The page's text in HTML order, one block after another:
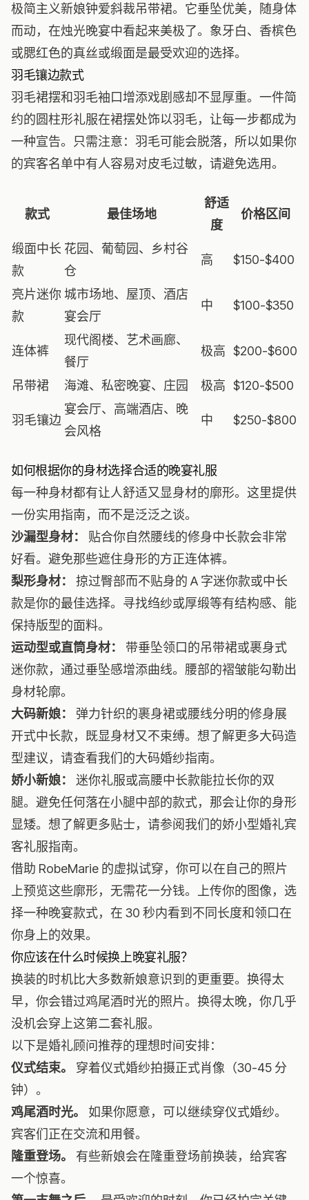
极简主义新娘钟爱斜裁吊带裙。它垂坠优美，随身体
而动，在烛光晚宴中看起来美极了。象牙白、香槟色
或腮红色的真丝或缎面是最受欢迎的选择。
羽毛镶边款式
羽毛裙摆和羽毛袖口增添戏剧感却不显厚重。一件简
约的圆柱形礼服在裙摆处饰以羽毛，让每一步都成为
一种宣告。只需注意：羽毛可能会脱落，所以如果你
的宾客名单中有人容易对皮毛过敏，请避免选用。
款式 最佳场地
舒适
度
价格区间
缎面中长
款
花园、葡萄园、乡村谷
仓
高 $150-$400
亮片迷你
款
城市场地、屋顶、酒店
宴会厅
中 $100-$350
连体裤
现代阁楼、艺术画廊、
餐厅
极高 $200-$600
吊带裙 海滩、私密晚宴、庄园 极高 $120-$500
羽毛镶边
宴会厅、高端酒店、晚
会风格
中 $250-$800
如何根据你的身材选择合适的晚宴礼服
每一种身材都有让人舒适又显身材的廓形。这里提供
一份实用指南，而不是泛泛之谈。
沙漏型身材：
贴合你自然腰线的修身中长款会非常
好看。避免那些遮住身形的方正连体裤。
梨形身材：
掠过臀部而不贴身的 A 字迷你款或中长
款是你的最佳选择。寻找绉纱或厚缎等有结构感、能
保持版型的面料。
运动型或直筒身材：
带垂坠领口的吊带裙或裹身式
迷你款，通过垂坠感增添曲线。腰部的褶皱能勾勒出
身材轮廓。
大码新娘：
弹力针织的裹身裙或腰线分明的修身展
开式中长款，既显身材又不束缚。想了解更多大码造
型建议，请查看我们的大码婚纱指南。
娇小新娘：
迷你礼服或高腰中长款能拉长你的双
腿。避免任何落在小腿中部的款式，那会让你的身形
显矮。想了解更多贴士，请参阅我们的娇小型婚礼宾
客礼服指南。
借助 RobeMarie 的虚拟试穿，你可以在自己的照片
上预览这些廓形，无需花一分钱。上传你的图像，选
择一种晚宴款式，在 30 秒内看到不同长度和领口在
你身上的效果。
你应该在什么时候换上晚宴礼服？
换装的时机比大多数新娘意识到的更重要。换得太
早，你会错过鸡尾酒时光的照片。换得太晚，你几乎
没机会穿上这第二套礼服。
以下是婚礼顾问推荐的理想时间安排：
仪式结束。
穿着仪式婚纱拍摄正式肖像（30-45 分
钟）。
鸡尾酒时光。
如果你愿意，可以继续穿仪式婚纱。
宾客们正在交流和用餐。
隆重登场。
有些新娘会在隆重登场前换装，给宾客
一个惊喜。